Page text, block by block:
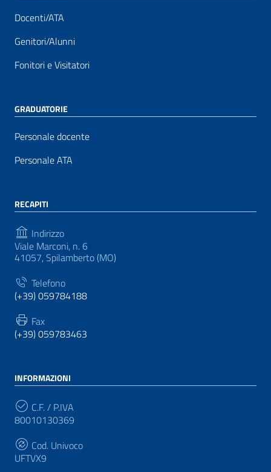
Docenti/ATA
Genitori/Alunni
Fonitori e Visitatori
GRADUATORIE
Personale docente
Personale ATA
RECAPITI
Indirizzo
Viale Marconi, n. 6
41057, Spilamberto (MO)
Telefono
(+39) 059784188
Fax
(+39) 059783463
INFORMAZIONI
C.F. / P.IVA
80010130369
Cod. Univoco
UFTVX9